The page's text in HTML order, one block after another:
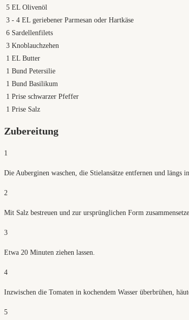
5 EL Olivenöl
3 - 4 EL geriebener Parmesan oder Hartkäse
6 Sardellenfilets
3 Knoblauchzehen
1 EL Butter
1 Bund Petersilie
1 Bund Basilikum
1 Prise schwarzer Pfeffer
1 Prise Salz
Zubereitung
1
Die Auberginen waschen, die Stielansätze entfernen und längs
2
Mit Salz bestreuen und zur ursprünglichen Form
3
Etwa 20 Minuten ziehen lassen.
4
Inzwischen die Tomaten in kochendem Wasser überbrühen,
5